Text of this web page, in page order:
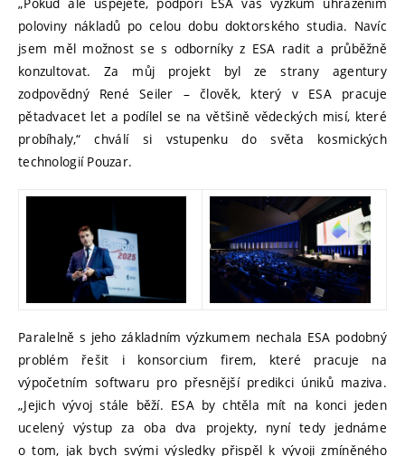
„Pokud ale uspějete, podpoří ESA váš výzkum uhrazením
poloviny nákladů po celou dobu doktorského studia. Navíc
jsem měl možnost se s odborníky z ESA radit a průběžně
konzultovat. Za můj projekt byl ze strany agentury
zodpovědný René Seiler – člověk, který v ESA pracuje
pětadvacet let a podílel se na většině vědeckých misí, které
probíhaly,“ chválí si vstupenku do světa kosmických
technologií Pouzar.
Paralelně s jeho základním výzkumem nechala ESA podobný
problém řešit i konsorcium firem, které pracuje na
výpočetním softwaru pro přesnější predikci úniků maziva.
„Jejich vývoj stále běží. ESA by chtěla mít na konci jeden
ucelený výstup za oba dva projekty, nyní tedy jednáme
o tom, jak bych svými výsledky přispěl k vývoji zmíněného